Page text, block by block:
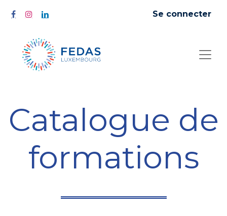
Se connecter
Catalogue de
formations